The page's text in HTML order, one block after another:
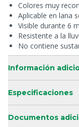
Colores muy
Aplicable en lana
Visible durante 6
Resistente a la
No contiene
Información
Especificaciones
Documentos